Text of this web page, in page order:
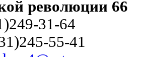
революции 66
31-64
55-41